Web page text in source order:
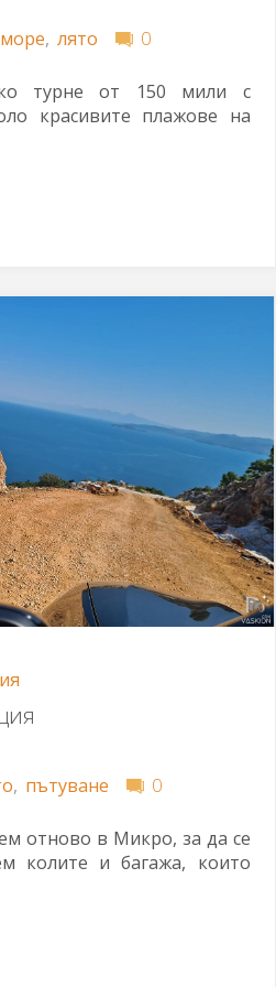
море, лято 0
турне от 150 мили с
красивите плажове на
, пътуване 0
отново в Микро, за да се
колите и багажа, които